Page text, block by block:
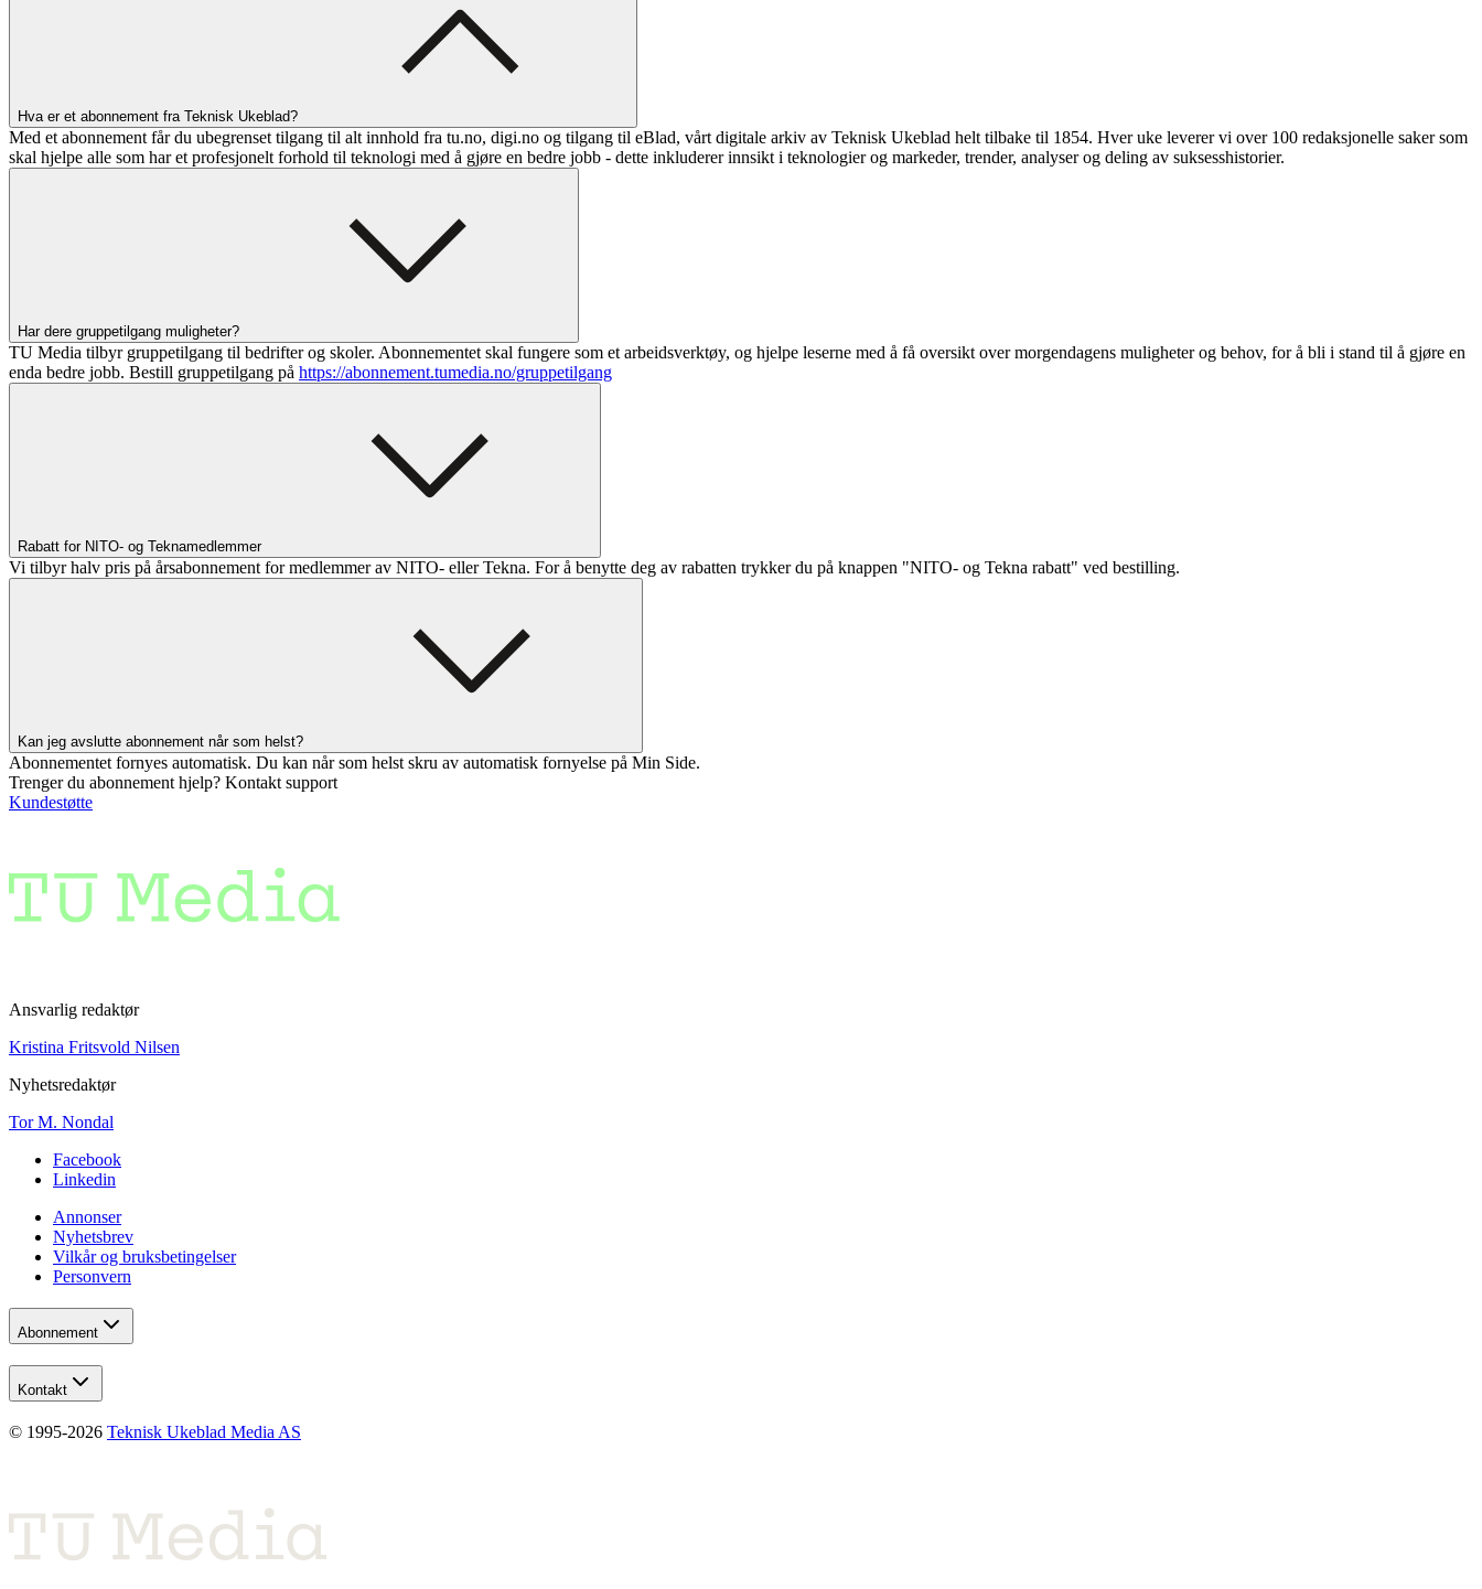
Hva er et abonnement fra Teknisk Ukeblad?
Med et abonnement får du ubegrenset tilgang til alt innhold fra tu.no, digi.no og tilgang til eBlad, vårt digitale arkiv av Teknisk Ukeblad helt tilbake til 1854. Hver uke leverer vi over 100 redaksjonelle saker som
skal hjelpe alle som har et profesjonelt forhold til teknologi med å gjøre en bedre jobb - dette inkluderer innsikt i teknologier og markeder, trender, analyser og deling av suksesshistorier.
Har dere gruppetilgang muligheter?
TU Media tilbyr gruppetilgang til bedrifter og skoler. Abonnementet skal fungere som et arbeidsverktøy, og hjelpe leserne med å få oversikt over morgendagens muligheter og behov, for å bli i stand til å gjøre en
enda bedre jobb. Bestill gruppetilgang på https://abonnement.tumedia.no/gruppetilgang
Rabatt for NITO- og Teknamedlemmer
Vi tilbyr halv pris på årsabonnement for medlemmer av NITO- eller Tekna. For å benytte deg av rabatten trykker du på knappen "NITO- og Tekna rabatt" ved bestilling.
Kan jeg avslutte abonnement når som helst?
Abonnementet fornyes automatisk. Du kan når som helst skru av automatisk fornyelse på Min Side.
Trenger du abonnement hjelp? Kontakt support
Kundestøtte
Ansvarlig redaktør
Kristina Fritsvold Nilsen
Nyhetsredaktør
Tor M. Nondal
Facebook
Linkedin
Annonser
Nyhetsbrev
Vilkår og bruksbetingelser
Personvern
Abonnement
Kontakt
© 1995-2026 Teknisk Ukeblad Media AS